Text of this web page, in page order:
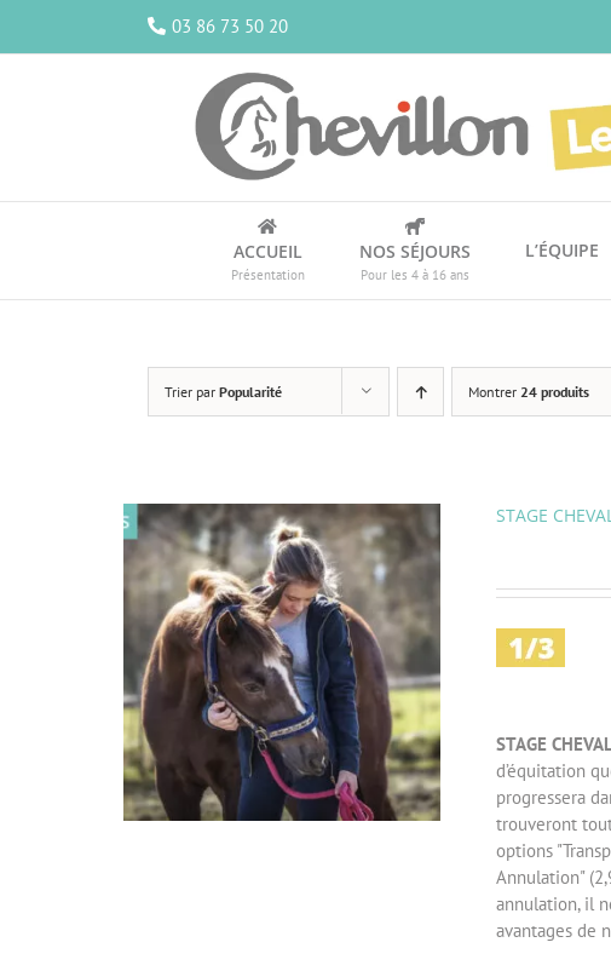
03 86 73 50 20
ACCUEIL
Présentation
NOS SÉJOURS
Pour les 4 à 16 ans
L’ÉQUIPE
Trier par Popularité Montrer 24 produits
STAGE
STAGE
d’équitation
progressera
trouveront
options
Annulation"
annulation, il
avantages de